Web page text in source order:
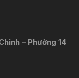
– Phường 14